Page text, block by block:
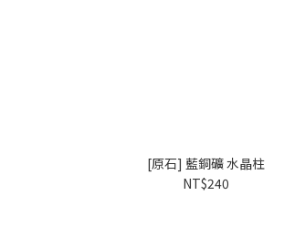
[原石] 藍銅礦 水晶柱
NT$240